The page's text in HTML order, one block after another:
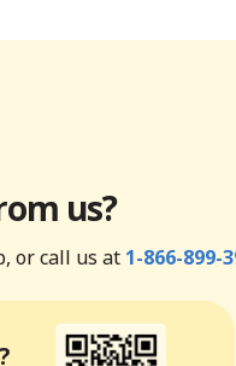
us?
or call us at 1-866-899-